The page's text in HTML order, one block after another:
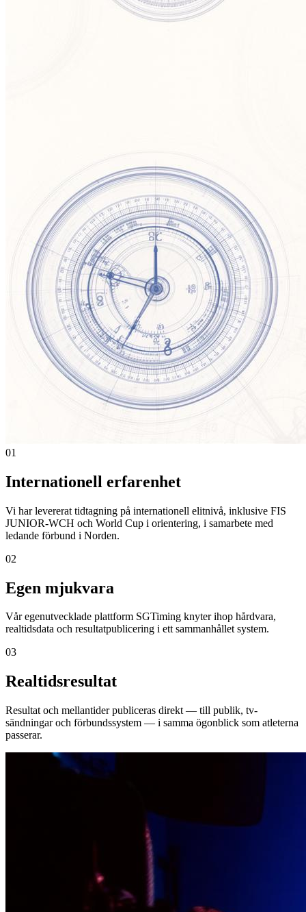
01
Internationell erfarenhet
Vi har levererat tidtagning på internationell elitnivå, inklusive FIS
JUNIOR-WCH och World Cup i orientering, i samarbete med
ledande förbund i Norden.
02
Egen mjukvara
Vår egenutvecklade plattform SGTiming knyter ihop hårdvara,
realtidsdata och resultatpublicering i ett sammanhållet system.
03
Realtidsresultat
Resultat och mellantider publiceras direkt — till publik, tv-
sändningar och förbundssystem — i samma ögonblick som atleterna
passerar.